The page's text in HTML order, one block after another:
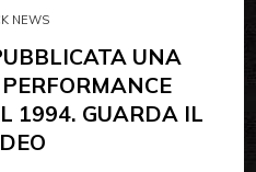
NEWS
UNA
1994. GUARDA IL